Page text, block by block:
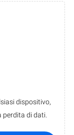
dispositivo,
perdita di dati.